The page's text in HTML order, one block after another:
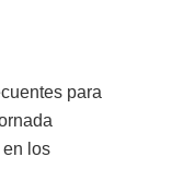
para
en los